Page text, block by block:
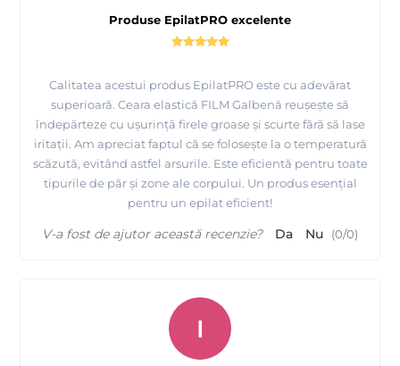
Produse EpilatPRO excelente
Calitatea acestui produs EpilatPRO este cu adevărat
superioară. Ceara elastică FILM Galbenă reușește să
îndepărteze cu ușurință firele groase și scurte fără să lase
iritații. Am apreciat faptul că se folosește la o temperatură
scăzută, evitând astfel arsurile. Este eficientă pentru toate
tipurile de păr și zone ale corpului. Un produs esențial
pentru un epilat eficient!
V-a fost de ajutor această recenzie? Da Nu (0/0)
I